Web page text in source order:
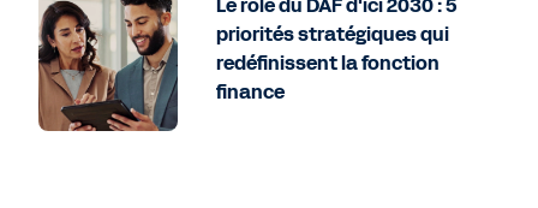
priorités stratégiques qui
redéfinissent la fonction
finance